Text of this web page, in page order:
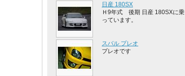
日産 180SX
Ｈ9年式 後期 日産 180SXに乗
っています。
スバル プレオ
プレオです